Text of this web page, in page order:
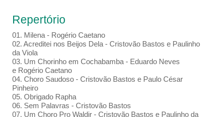
Repertório
01. Milena - Rogério Caetano
02. Acreditei nos Beijos Dela - Cristovão Bastos e Paulinho
da Viola
03. Um Chorinho em Cochabamba - Eduardo Neves
e Rogério Caetano
04. Choro Saudoso - Cristovão Bastos e Paulo César
Pinheiro
05. Obrigado Rapha
06. Sem Palavras - Cristovão Bastos
07. Um Choro Pro Waldir - Cristovão Bastos e Paulinho da